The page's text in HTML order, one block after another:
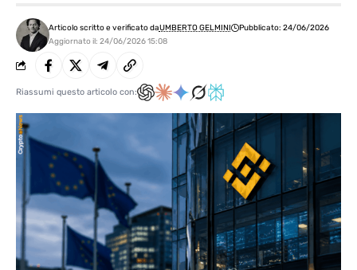
Aggiornato il: 24/06/2026 15:08
Articolo scritto e verificato daUMBERTO GELMINI Pubblicato: 24/06/2026
Riassumi questo articolo con: